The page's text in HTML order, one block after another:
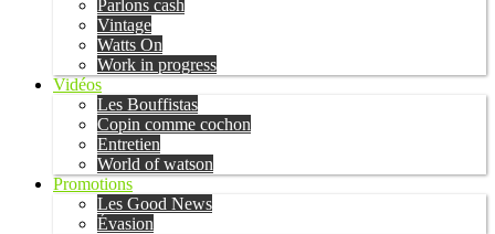
Parlons cash
Vintage
Watts On
Work in progress
Vidéos
Les Bouffistas
Copin comme cochon
Entretien
World of watson
Promotions
Les Good News
Évasion